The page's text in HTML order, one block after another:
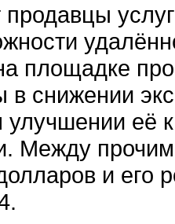
продавцы
площадке
в снижении
её
Между
и его